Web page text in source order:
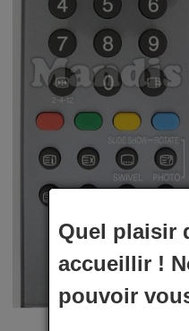
Quel plaisir
accueillir !
pouvoir